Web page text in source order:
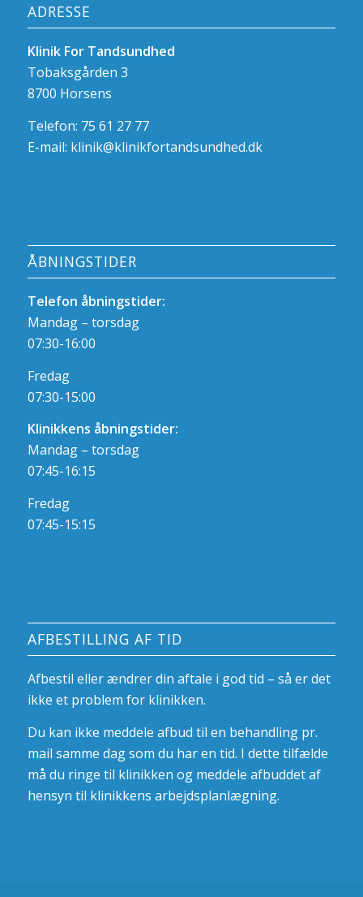
ADRESSE
Klinik For Tandsundhed
Tobaksgården 3
8700 Horsens
Telefon: 75 61 27 77
E-mail: klinik@klinikfortandsundhed.dk
ÅBNINGSTIDER
Telefon åbningstider:
Mandag – torsdag
07:30-16:00
Fredag
07:30-15:00
Klinikkens åbningstider:
Mandag – torsdag
07:45-16:15
Fredag
07:45-15:15
AFBESTILLING AF TID
Afbestil eller ændrer din aftale i god tid – så er det
ikke et problem for klinikken.
Du kan ikke meddele afbud til en behandling pr.
mail samme dag som du har en tid. I dette tilfælde
må du ringe til klinikken og meddele afbuddet af
hensyn til klinikkens arbejdsplanlægning.